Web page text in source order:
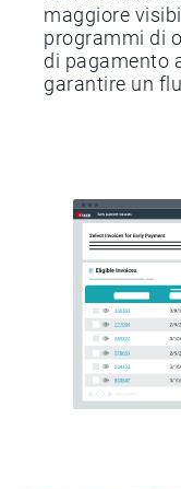
maggiore
programmi di
di pagamento
garantire un